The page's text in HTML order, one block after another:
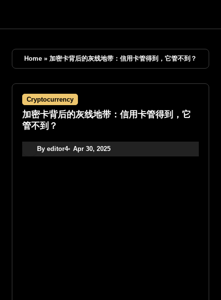
Home » 加密卡背后的灰线地带：信用卡管得到，它管不到？
Cryptocurrency
加密卡背后的灰线地带：信用卡管得到，它
管不到？
By editor4 Apr 30, 2025